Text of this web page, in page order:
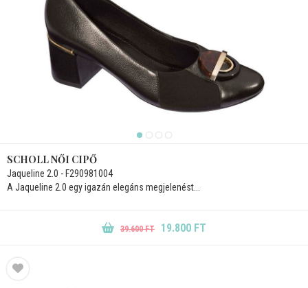
SCHOLL NŐI CIPŐ
Jaqueline 2.0 - F290981004
A Jaqueline 2.0 egy igazán elegáns megjelenést...
39.600 FT 19.800 FT